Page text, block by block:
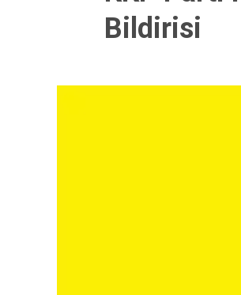
Bildirisi